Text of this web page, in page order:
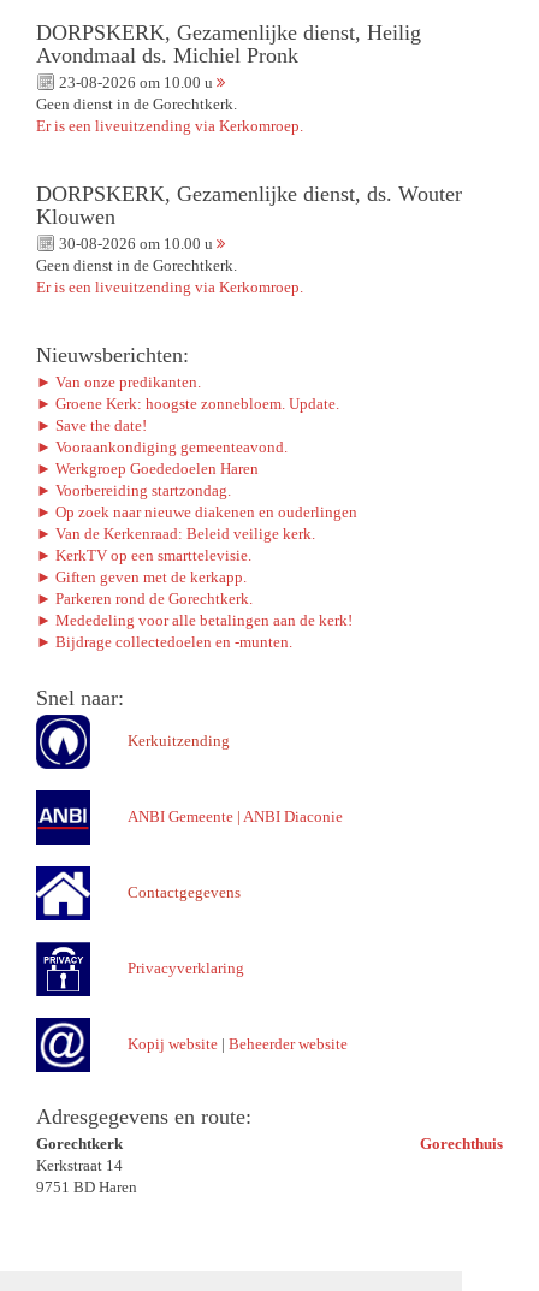
DORPSKERK, Gezamenlijke dienst, Heilig
Avondmaal ds. Michiel Pronk
23-08-2026 om 10.00 u
Geen dienst in de Gorechtkerk.
Er is een liveuitzending via Kerkomroep.
DORPSKERK, Gezamenlijke dienst, ds. Wouter
Klouwen
30-08-2026 om 10.00 u
Geen dienst in de Gorechtkerk.
Er is een liveuitzending via Kerkomroep.
Nieuwsberichten:
► Van onze predikanten.
► Groene Kerk: hoogste zonnebloem. Update.
► Save the date!
► Vooraankondiging gemeenteavond.
► Werkgroep Goededoelen Haren
► Voorbereiding startzondag.
► Op zoek naar nieuwe diakenen en ouderlingen
► Van de Kerkenraad: Beleid veilige kerk.
► KerkTV op een smarttelevisie.
► Giften geven met de kerkapp.
► Parkeren rond de Gorechtkerk.
► Mededeling voor alle betalingen aan de kerk!
► Bijdrage collectedoelen en -munten.
Snel naar:
Kerkuitzending
ANBI Gemeente | ANBI Diaconie
Contactgegevens
Privacyverklaring
Kopij website | Beheerder website
Adresgegevens en route:
Gorechtkerk
Gorechthuis
Kerkstraat 14
9751 BD Haren